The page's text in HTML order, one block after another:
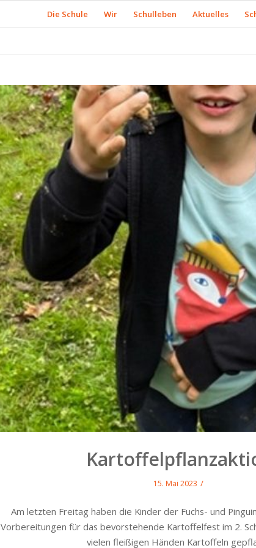
Die Schule Wir Schulleben Aktuelles
15. Mai 2023 /
Am letzten Freitag haben die Kinder der Fuchs- und
Vorbereitungen für das bevorstehende Kartoffelfest im 2.
vielen fleißigen Händen Kartoffeln